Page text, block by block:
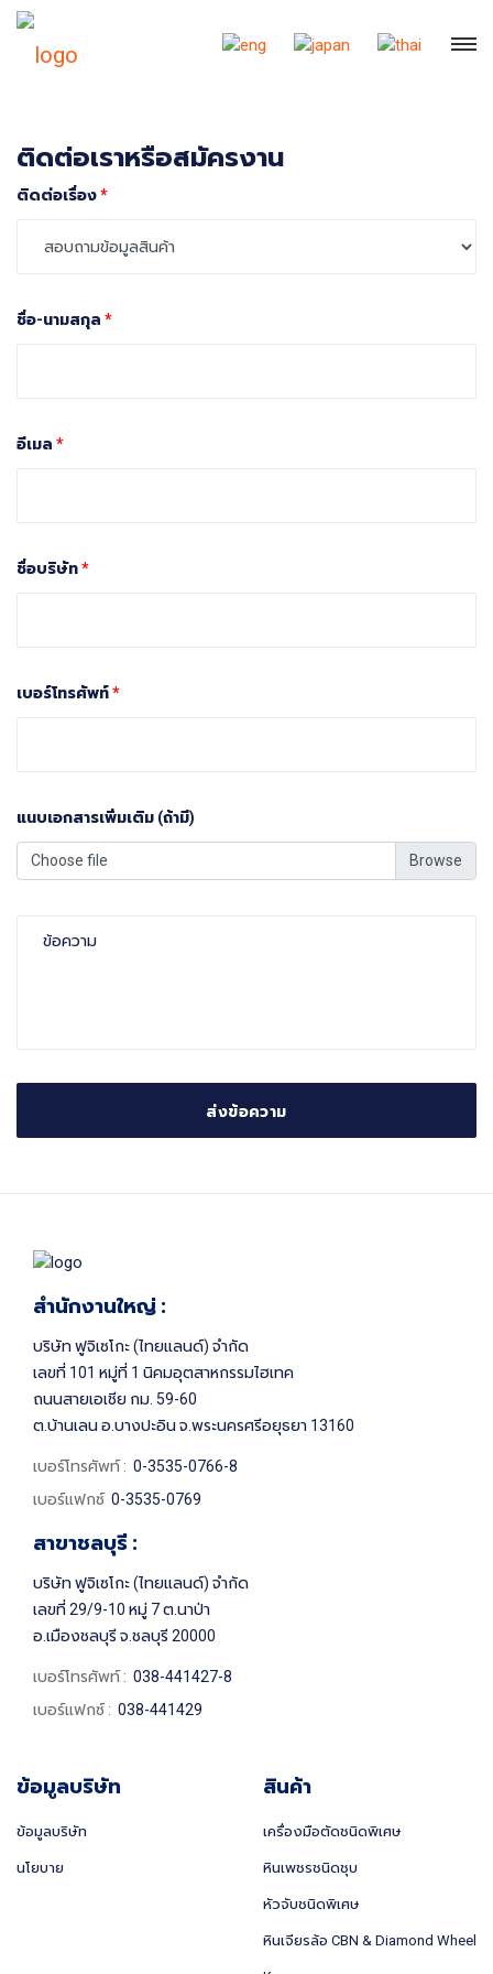
ติดต่อเราหรือสมัครงาน
ติดต่อเรื่อง*
ชื่อ-นามสกุล *
อีเมล *
ชื่อบริษัท*
เบอร์โทรศัพท์*
แนบเอกสารเพิ่มเติม (ถ้ามี)
Choose file
ส่งข้อความ
สำนักงานใหญ่ :
บริษัท ฟูจิเซโกะ (ไทยแลนด์) จำกัด
เลขที่ 101 หมู่ที่ 1 นิคมอุตสาหกรรมไฮเทค
ถนนสายเอเชีย กม. 59-60
ต.บ้านเลน อ.บางปะอิน จ.พระนครศรีอยุธยา 13160
เบอร์โทรศัพท์ : 0-3535-0766-8
เบอร์แฟกซ์ 0-3535-0769
สาขาชลบุรี :
บริษัท ฟูจิเซโกะ (ไทยแลนด์) จำกัด
เลขที่ 29/9-10 หมู่ 7 ต.นาป่า
อ.เมืองชลบุรี จ.ชลบุรี 20000
เบอร์โทรศัพท์ : 038-441427-8
เบอร์แฟกซ์ : 038-441429
ข้อมูลบริษัท
ข้อมูลบริษัท
นโยบาย
สินค้า
เครื่องมือตัดชนิดพิเศษ
หินเพชรชนิดชุบ
หัวจับชนิดพิเศษ
หินเจียรล้อ CBN & Diamond Wheel